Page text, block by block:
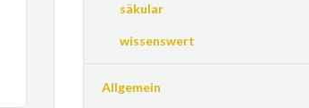
säkular
wissenswert
Allgemein